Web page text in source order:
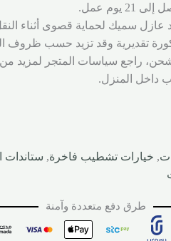
عمل.
عازل سميك لحماية قصوى أثناء
تقديرية وقد تزيد حسب ظروف
راجع سياسات المتجر لمزيد من
داخل المنزل.
, خيارات تشطيب فاخرة, ستاندات
طرق دفع متعددة وآمنة